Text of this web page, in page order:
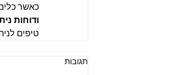
כאשר
ודוחות
טיפים
תגובות